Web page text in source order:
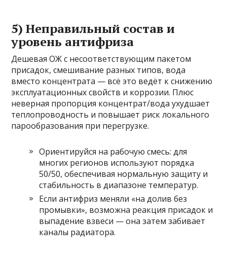
5) Неправильный состав и
уровень антифриза
Дешевая ОЖ с несоответствующим пакетом
присадок, смешивание разных типов, вода
вместо концентрата — всё это ведёт к снижению
эксплуатационных свойств и коррозии. Плюс
неверная пропорция концентрат/вода ухудшает
теплопроводность и повышает риск локального
парообразования при перегрузке.
Ориентируйся на рабочую смесь: для
многих регионов используют порядка
50/50, обеспечивая нормальную защиту и
стабильность в диапазоне температур.
Если антифриз меняли «на долив без
промывки», возможна реакция присадок и
выпадение взвеси — она затем забивает
каналы радиатора.